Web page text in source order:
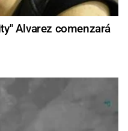
Alvarez comenzará